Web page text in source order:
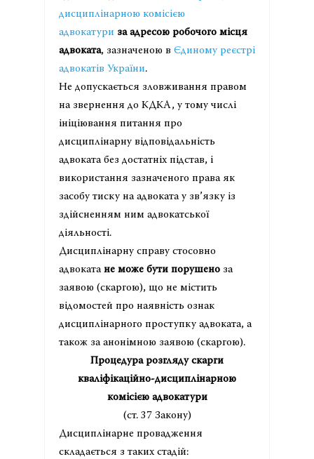
дисциплінарною комісією
адвокатури за адресою робочого місця
адвоката, зазначеною в Єдиному реєстрі
адвокатів України.
Не допускається зловживання правом
на звернення до КДКА, у тому числі
ініціювання питання про
дисциплінарну відповідальність
адвоката без достатніх підстав, і
використання зазначеного права як
засобу тиску на адвоката у зв’язку із
здійсненням ним адвокатської
діяльності.
Дисциплінарну справу стосовно
адвоката не може бути порушено за
заявою (скаргою), що не містить
відомостей про наявність ознак
дисциплінарного проступку адвоката, а
також за анонімною заявою (скаргою).
Процедура розгляду скарги
кваліфікаційно-дисциплінарною
комісією адвокатури
(ст. 37 Закону)
Дисциплінарне провадження
складається з таких стадій: